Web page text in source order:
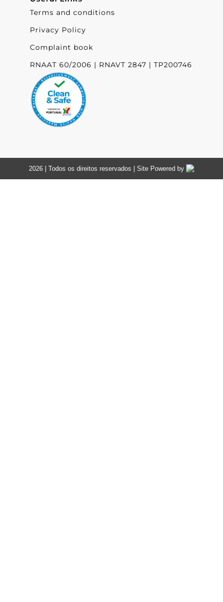
Terms and conditions
Privacy Policy
Complaint book
RNAAT 60/2006 | RNAVT 2847 | TP200746
2026 | Todos os direitos reservados | Site Powered by